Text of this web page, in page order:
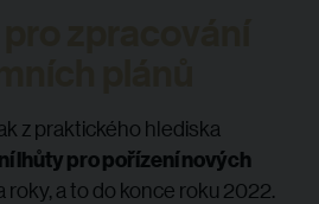
z praktického hlediska
lhůty pro pořízení nových
roky, a to do konce roku 2022.